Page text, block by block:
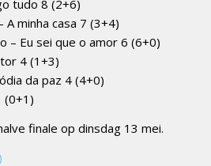
tudo 8 (2+6)
minha casa 7 (3+4)
– Eu sei que o amor 6 (6+0)
4 (1+3)
da paz 4 (4+0)
(0+1)
finale op dinsdag 13 mei.